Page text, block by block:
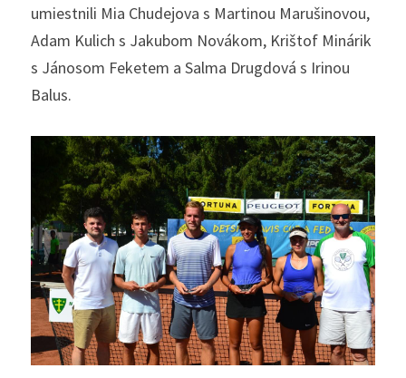
umiestnili Mia Chudejova s Martinou Marušinovou,
Adam Kulich s Jakubom Novákom, Krištof Minárik
s Jánosom Feketem a Salma Drugdová s Irinou
Balus.